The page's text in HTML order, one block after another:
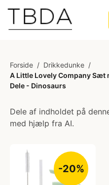
Forside / Drikkedunke /
A Little Lovely Company
Dele - Dinosaurs
Dele af indholdet på
med hjælp fra AI.
-20%